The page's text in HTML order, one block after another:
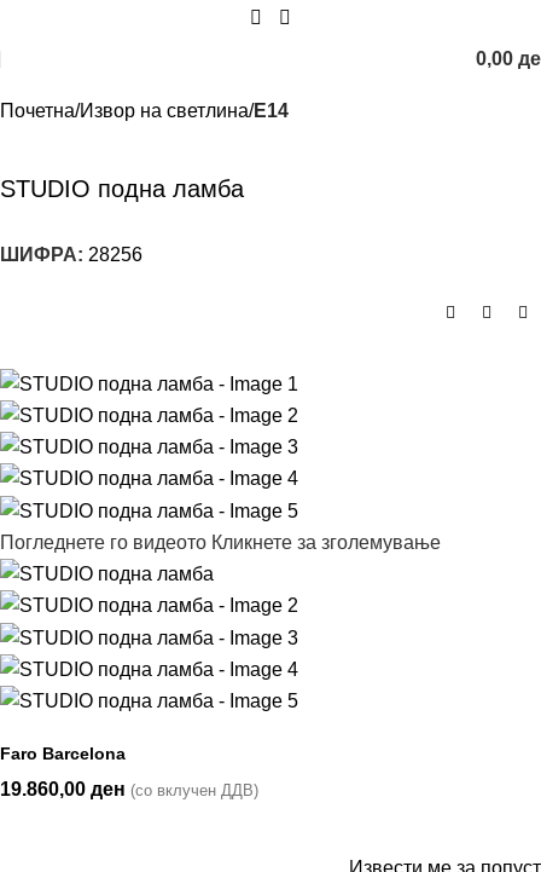
0,00
Почетна Извор на светлина E14
STUDIO подна ламба
ШИФРА: 28256
Погледнете го видеото Кликнете за зголемување
Faro Barcelona
19.860,00 ден (со вклучен ДДВ)
Извести ме за попуст